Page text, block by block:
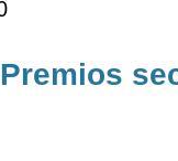
Premios